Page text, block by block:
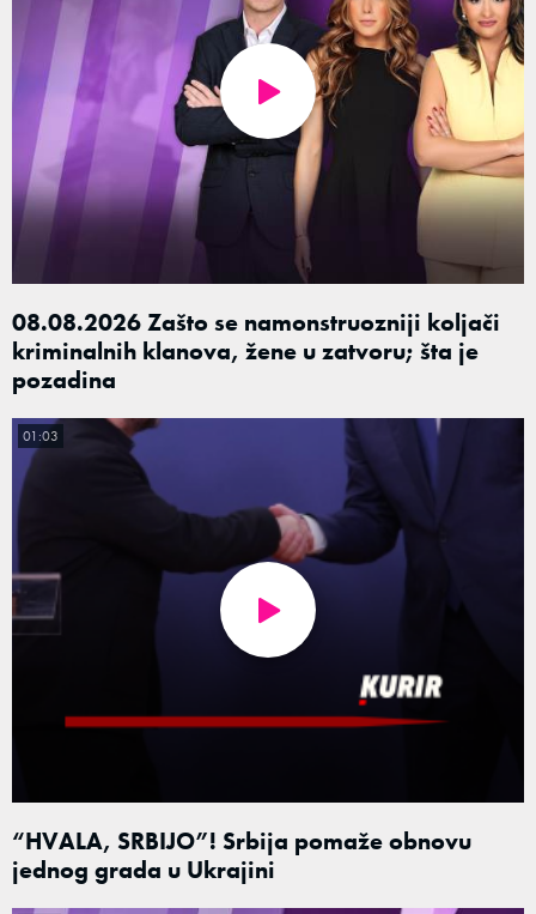
08.08.2026 Zašto se namonstruozniji koljači
kriminalnih klanova, žene u zatvoru; šta je
pozadina
“HVALA, SRBIJO”! Srbija pomaže obnovu
jednog grada u Ukrajini
01:03